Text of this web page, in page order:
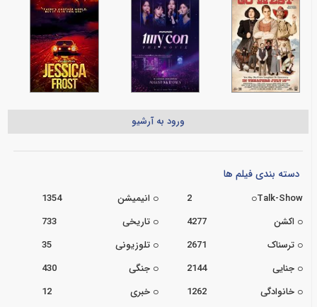
ورود به آرشیو
دسته بندی فیلم ها
Talk-Show
2 انیمیشن
1354
اکشن
4277 تاریخی
733
ترسناک
2671 تلوزیونی
35
جنایی
2144 جنگی
430
خانوادگی
1262 خبری
12